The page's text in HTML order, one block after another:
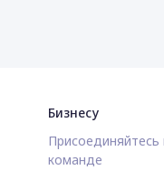
Бизнесу
Присоединяйтесь
команде